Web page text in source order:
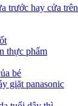
trước hay cửa trên
thực phẩm
bé
giặt panasonic